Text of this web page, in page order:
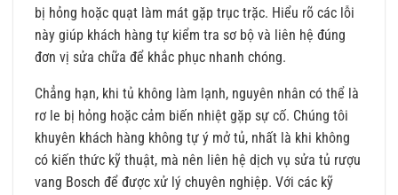
bị hỏng hoặc quạt làm mát gặp trục trặc. Hiểu rõ các lỗi
này giúp khách hàng tự kiểm tra sơ bộ và liên hệ đúng
đơn vị sửa chữa để khắc phục nhanh chóng.
Chẳng hạn, khi tủ không làm lạnh, nguyên nhân có thể là
rơ le bị hỏng hoặc cảm biến nhiệt gặp sự cố. Chúng tôi
khuyên khách hàng không tự ý mở tủ, nhất là khi không
có kiến thức kỹ thuật, mà nên liên hệ dịch vụ sửa tủ rượu
vang Bosch để được xử lý chuyên nghiệp. Với các kỹ